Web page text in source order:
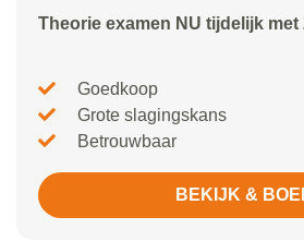
Theorie examen NU tijdelijk met
Goedkoop
Grote slagingskans
Betrouwbaar
BEKIJK &